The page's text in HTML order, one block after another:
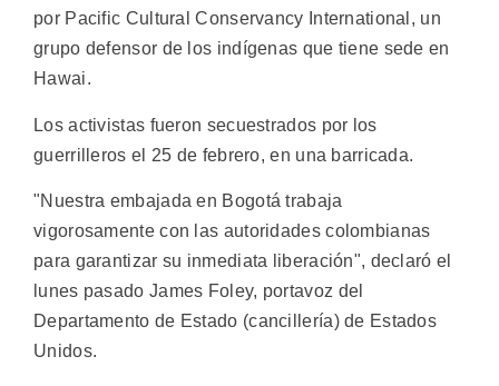
por Pacific Cultural Conservancy International, un
grupo defensor de los indígenas que tiene sede en
Hawai.
Los activistas fueron secuestrados por los
guerrilleros el 25 de febrero, en una barricada.
"Nuestra embajada en Bogotá trabaja
vigorosamente con las autoridades colombianas
para garantizar su inmediata liberación", declaró el
lunes pasado James Foley, portavoz del
Departamento de Estado (cancillería) de Estados
Unidos.